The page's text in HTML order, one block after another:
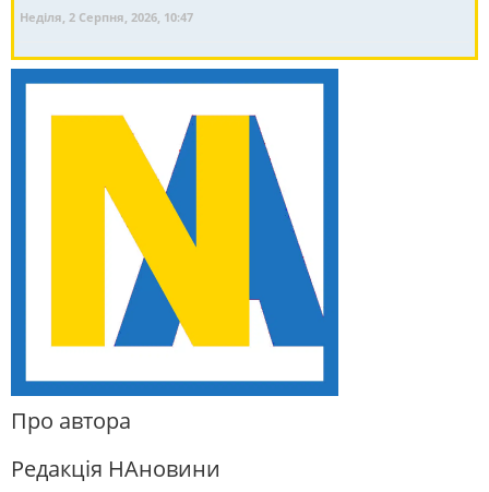
Неділя, 2 Серпня, 2026, 10:47
Про автора
Редакція НАновини